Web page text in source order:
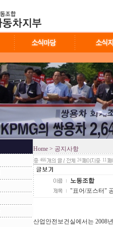
Home > 공지사항
466 24 11
노동조합
"표어/포스터"
산업안전보건실에서는 2008